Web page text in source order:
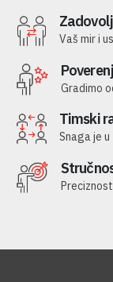
Vaš mir i
Gradimo
Timski
Snaga je